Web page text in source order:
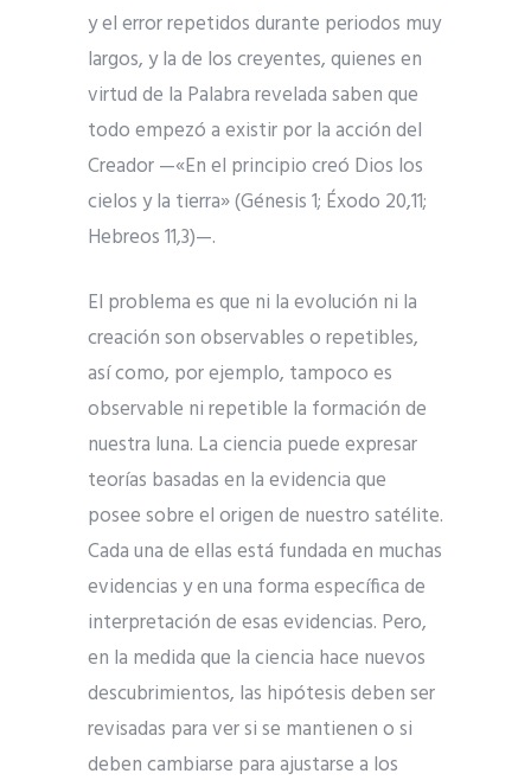
y el error repetidos durante periodos muy
largos, y la de los creyentes, quienes en
virtud de la Palabra revelada saben que
todo empezó a existir por la acción del
Creador —«En el principio creó Dios los
cielos y la tierra» (Génesis 1; Éxodo 20,11;
Hebreos 11,3)—.
El problema es que ni la evolución ni la
creación son observables o repetibles,
así como, por ejemplo, tampoco es
observable ni repetible la formación de
nuestra luna. La ciencia puede expresar
teorías basadas en la evidencia que
posee sobre el origen de nuestro satélite.
Cada una de ellas está fundada en muchas
evidencias y en una forma específica de
interpretación de esas evidencias. Pero,
en la medida que la ciencia hace nuevos
descubrimientos, las hipótesis deben ser
revisadas para ver si se mantienen o si
deben cambiarse para ajustarse a los